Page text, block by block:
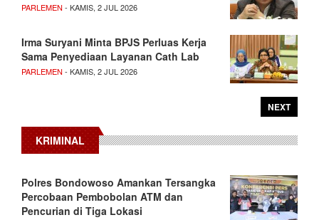
PARLEMEN - KAMIS, 2 JUL 2026
Irma Suryani Minta BPJS Perluas Kerja
Sama Penyediaan Layanan Cath Lab
PARLEMEN - KAMIS, 2 JUL 2026
NEXT
KRIMINAL
Polres Bondowoso Amankan Tersangka
Percobaan Pembobolan ATM dan
Pencurian di Tiga Lokasi